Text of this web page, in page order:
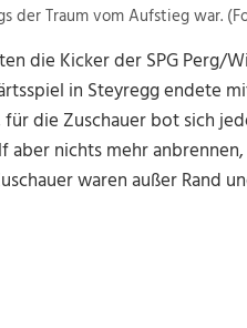
der Traum vom Aufstieg war.
die Kicker der SPG Perg/
in Steyregg endete
die Zuschauer bot sich
aber nichts mehr
waren außer Rand